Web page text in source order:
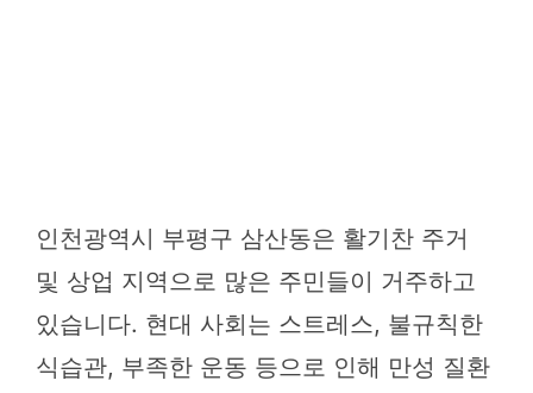
인천광역시 부평구 삼산동은 활기찬 주거
및 상업 지역으로 많은 주민들이 거주하고
있습니다. 현대 사회는 스트레스, 불규칙한
식습관, 부족한 운동 등으로 인해 만성 질환